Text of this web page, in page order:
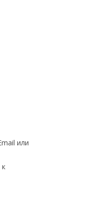
или